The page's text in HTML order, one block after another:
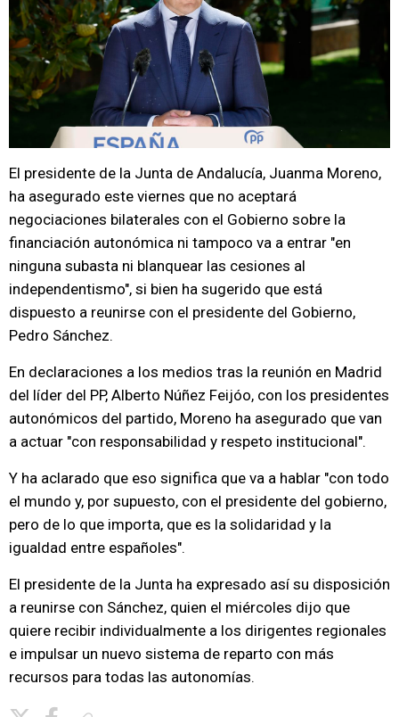
El presidente de la Junta de Andalucía, Juanma Moreno,
ha asegurado este viernes que no aceptará
negociaciones bilaterales con el Gobierno sobre la
financiación autonómica ni tampoco va a entrar "en
ninguna subasta ni blanquear las cesiones al
independentismo", si bien ha sugerido que está
dispuesto a reunirse con el presidente del Gobierno,
Pedro Sánchez.
En declaraciones a los medios tras la reunión en Madrid
del líder del PP, Alberto Núñez Feijóo, con los presidentes
autonómicos del partido, Moreno ha asegurado que van
a actuar "con responsabilidad y respeto institucional".
Y ha aclarado que eso significa que va a hablar "con todo
el mundo y, por supuesto, con el presidente del gobierno,
pero de lo que importa, que es la solidaridad y la
igualdad entre españoles".
El presidente de la Junta ha expresado así su disposición
a reunirse con Sánchez, quien el miércoles dijo que
quiere recibir individualmente a los dirigentes regionales
e impulsar un nuevo sistema de reparto con más
recursos para todas las autonomías.